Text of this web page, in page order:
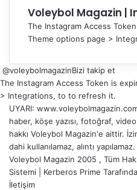
Voleybol Magazin |
The Instagram Access
Theme options page >
@voleybolmagazinBizi takip et
The Instagram Access Token is
> Integrations, to to refresh it.
UYARI:
haber, köşe yazısı, fotoğraf,
hakkı Voleybol Magazin'e aittir.
dahi kullanılamaz, alıntı yapılamaz.
Voleybol Magazin 2005 , Tüm
Sistemi
Kerberos Prime
İletişim